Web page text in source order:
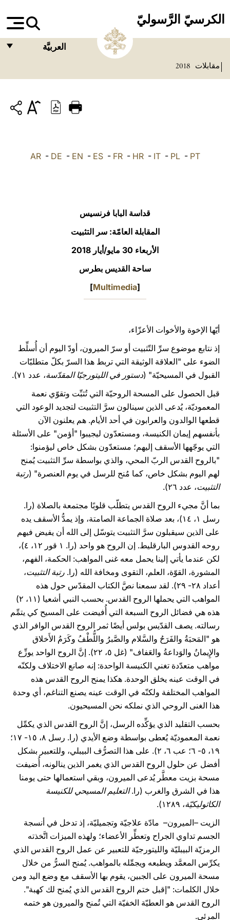
الكرسيّ الرَّسوليّ
العربيَّة
ITALIANO
مقابلات 2018
AR- DE - EN - ES- FR- HR- IT- PL- PT
قداسة البابا فرنسيس
المقابلة العامّة: سر التثبيت
الأربعاء 30 مايو/أيار 2018‏
ساحة القديس بطرس
[
Multimedia
]
أيّها الإخوة والأخوات الأعزّاء،
إذ نتابع موضوع سرِّ التّثبيت أو سرّ الميرون، أودّ اليوم أن أُسلِّط
الضوء على "العلاقة الوثيقة التي تربط هذا السرّ بكلّ متطلبّات
القبول في المسيحيّة" (دستور في الليتورجيّا المقدّسة، عدد ٧١).
قبل الحصول على المسحة الروحيّة التي تُثبِّت وتقوّي نعمة
المعموديّة، يُدعى الذين سينالون سرَّ التثبيت لتجديد الوعود التي
قطعها الوالدون والعرابون في أحد الأيام. هم يعلنون الآن
بأنفسهم إيمان الكنيسة، ومستعدّون ليجيبوا "أؤمن" على الأسئلة
التي يوجّهها الأسقف إليهم؛ مستعدّون بشكل خاص ليؤمنوا:
"بالروح القدس الربّ المحي، والذي بواسطة سرِّ التثبيت يُمنح
لهم اليوم بشكل خاص، كما مُنح للرسل في يوم العنصرة" (رتبة
التثبيت، عدد ٢٦).
بما أنَّ مجيء الروح القدس يتطلّب قلوبًا مجتمعة بالصلاة (را.
رسل ١، ١٤)، بعد صلاة الجماعة الصامتة، وإذ يمدُّ الأسقف يده
على الذين سيقبلون سرَّ التثبيت يتوسّل إلى الله أن يفيض فيهم
روحه القدوس البارقليط. إن الروح هو واحد (را. ١ قور ١٢، ٤)،
لكن عندما يأتي إلينا يحمل معه غنى المواهب: الحكمة، الفهم،
المشورة، القوّة، العلم، التقوى ومخافة الله (را. رتبة التثبيت،
أعداد ٢٨- ٢۹). لقد سمعنا نصَّ الكتاب المقدّس حول هذه
المواهب التي يحملها الروح القدس. بحسب النبي أشعيا (١١، ٢)
هذه هي فضائل الروح السبعة التي أُفيضت على المسيح كي يتمِّم
رسالته. يصف القدّيس بولس أيضًا ثمر الروح القدس الوافر الذي
هو "المَحبَةُ والفَرَحُ والسَّلام والصَّبرُ واللُّطْفُ وكَرَمُ الأَخلاق
والإِيمانُ والوَداعةُ والعَفاف" (غل ٥، ٢٢). إنَّ الروح الواحد يوزِّع
مواهب متعدّدة تغني الكنيسة الواحدة: إنه صانع الاختلاف ولكنّه
في الوقت عينه يخلق الوحدة. هكذا يمنح الروح القدس هذه
المواهب المختلفة ولكنّه في الوقت عينه يصنع التناغم، أي وحدة
هذا الغنى الروحي الذي نملكه نحن المسيحيون.
بحسب التقليد الذي يؤكِّده الرسل، إنَّ الروح القدس الذي يكمِّل
نعمة المعموديّة يُعطى بواسطة وضع الأيدي (را. رسل ٨، ١٥- ١٧؛
١۹، ٥- ٦؛ عب ٦، ٢). على هذا التصرُّف البيبلي، وللتعبير بشكل
أفضل عن حلول الروح القدس الذي يغمر الذين ينالونه، أُضيفت
مسحة بزيت معطَّر يُدعى الميرون، وبقي استعمالها حتى يومنا
هذا في الشرق والغرب (را.التعليم المسيحي للكنيسة
الكاثوليكيّة، ١٢٨۹).
الزيت –الميرون– مادّة علاجيّة وتجميليّة، إذ تدخل في أنسجة
الجسم تداوي الجراح وتعطِّر الأعضاء؛ ولهذه الميزات اتَّخذته
الرمزيّة البيبليّة والليتورجيّة للتعبير عن عمل الروح القدس الذي
يكرِّس المعمَّد ويطبعه ويجمِّله بالمواهب. يُمنح السرُّ من خلال
مسحة الميرون على الجبين، يقوم بها الأسقف مع وضع اليد ومن
خلال الكلمات: "إقبل ختم الروح القدس الذي يُمنح لك كهبة".
الروح القدس هو العطيّة الخفيّة التي تُمنح والميرون هو ختمه
المرئي.